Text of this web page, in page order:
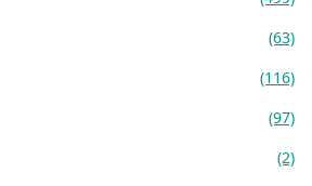
(63)
(116)
(97)
(2)